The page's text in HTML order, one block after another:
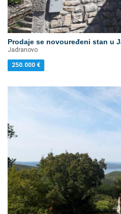
Prodaje se novouređeni stan u
Jadranovo
250.000 €